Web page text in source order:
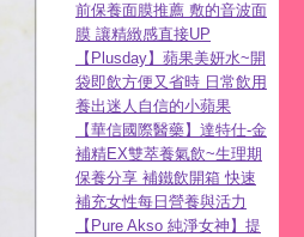
前保養面膜推薦 敷的音波面
膜 讓精緻感直接UP
【Plusday】蘋果美妍水~開
袋即飲方便又省時 日常飲用
養出迷人自信的小蘋果
【華信國際醫藥】達特仕-金
補精EX雙萃養氣飲~生理期
保養分享 補鐵飲開箱 快速
補充女性每日營養與活力
【Pure Akso 純淨女神】提